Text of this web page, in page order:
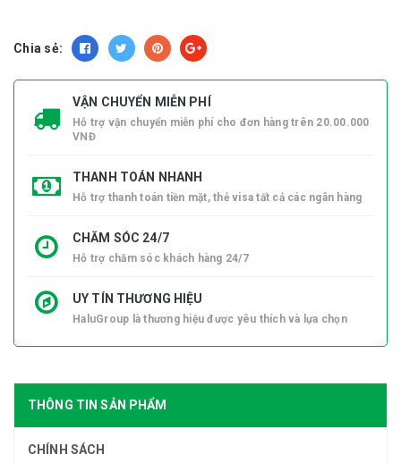
Chia sẻ:
VẬN CHUYỂN MIỄN PHÍ
Hỗ trợ vận chuyển miễn phí cho đơn hàng trên 20.00.000
VNĐ
THANH TOÁN NHANH
Hỗ trợ thanh toán tiền mặt, thẻ visa tất cả các ngân hàng
CHĂM SÓC 24/7
Hỗ trợ chăm sóc khách hàng 24/7
UY TÍN THƯƠNG HIỆU
HaluGroup là thương hiệu được yêu thích và lựa chọn
THÔNG TIN SẢN PHẨM
CHÍNH SÁCH